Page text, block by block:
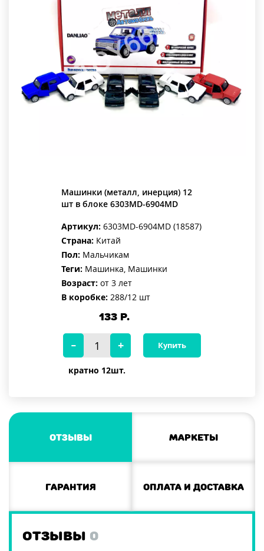
Машинки (металл, инерция) 12
шт в блоке 6303MD-6904MD
Артикул: 6303MD-6904MD (18587)
Страна: Китай
Пол: Мальчикам
Теги: Машинка, Машинки
Возраст: от 3 лет
В коробке: 288/12 шт
133Р.
кратно 12шт.
Купить
Отзывы Маркеты
Гарантия Оплата и доставка
ОТЗЫВЫ 0